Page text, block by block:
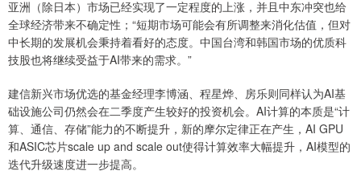
亚洲（除日本）市场已经实现了一定程度的上涨，并且中东冲突也给
全球经济带来不确定性；“短期市场可能会有所调整来消化估值，但对
中长期的发展机会秉持着看好的态度。中国台湾和韩国市场的优质科
技股也将继续受益于AI带来的需求。”
建信新兴市场优选的基金经理李博涵、程星烨、房乐则同样认为AI基
础设施公司仍然会在二季度产生较好的投资机会。AI计算的本质是“计
算、通信、存储”能力的不断提升，新的摩尔定律正在产生，AI GPU
和ASIC芯片scale up and scale out使得计算效率大幅提升，AI模型的
迭代升级速度进一步提高。